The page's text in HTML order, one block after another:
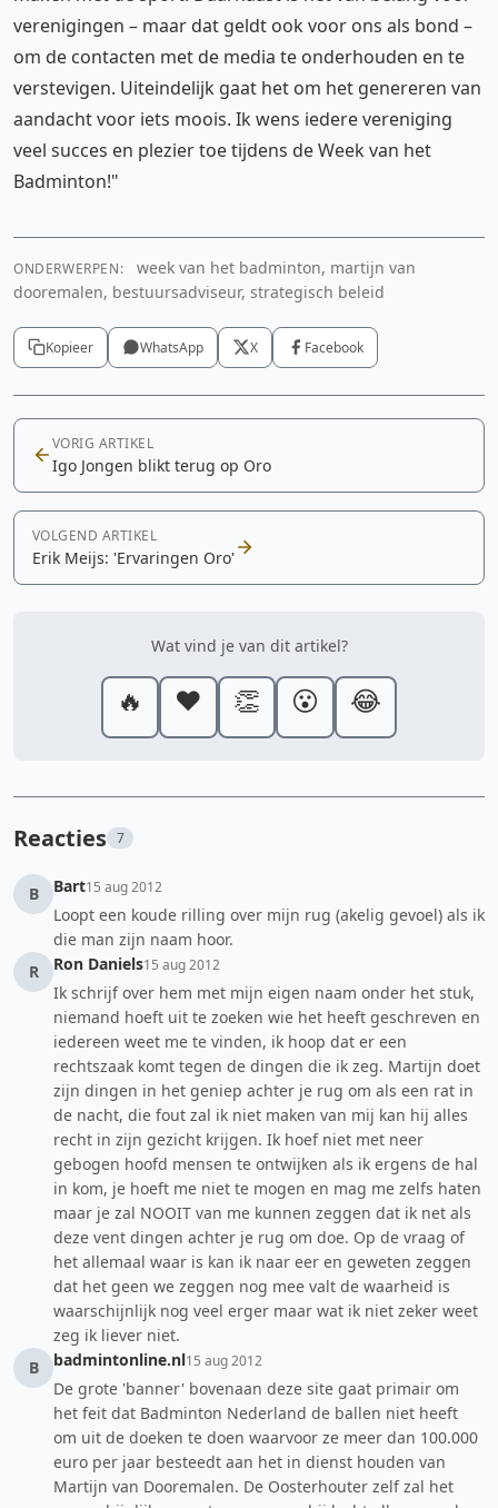
verenigingen – maar dat geldt ook voor ons als bond –
om de contacten met de media te onderhouden en te
verstevigen. Uiteindelijk gaat het om het genereren van
aandacht voor iets moois. Ik wens iedere vereniging
veel succes en plezier toe tijdens de Week van het
Badminton!"
ONDERWERPEN:
week van het badminton, martijn van
dooremalen, bestuursadviseur, strategisch beleid
Kopieer WhatsApp X Facebook
VORIG ARTIKEL
Igo Jongen blikt terug op Oro
VOLGEND ARTIKEL
Erik Meijs: 'Ervaringen Oro'
Wat vind je van dit artikel?
🔥 ❤️ 👏 😮 😂
Reacties 7
B Bart15 aug 2012
Loopt een koude rilling over mijn rug (akelig gevoel) als ik
die man zijn naam hoor.
R
Ron Daniels15 aug 2012
Ik schrijf over hem met mijn eigen naam onder het stuk,
niemand hoeft uit te zoeken wie het heeft geschreven en
iedereen weet me te vinden, ik hoop dat er een
rechtszaak komt tegen de dingen die ik zeg. Martijn doet
zijn dingen in het geniep achter je rug om als een rat in
de nacht, die fout zal ik niet maken van mij kan hij alles
recht in zijn gezicht krijgen. Ik hoef niet met neer
gebogen hoofd mensen te ontwijken als ik ergens de hal
in kom, je hoeft me niet te mogen en mag me zelfs haten
maar je zal NOOIT van me kunnen zeggen dat ik net als
deze vent dingen achter je rug om doe. Op de vraag of
het allemaal waar is kan ik naar eer en geweten zeggen
dat het geen we zeggen nog mee valt de waarheid is
waarschijnlijk nog veel erger maar wat ik niet zeker weet
zeg ik liever niet.
B
badmintonline.nl15 aug 2012
De grote 'banner' bovenaan deze site gaat primair om
het feit dat Badminton Nederland de ballen niet heeft
om uit de doeken te doen waarvoor ze meer dan 100.000
euro per jaar besteedt aan het in dienst houden van
Martijn van Dooremalen. De Oosterhouter zelf zal het